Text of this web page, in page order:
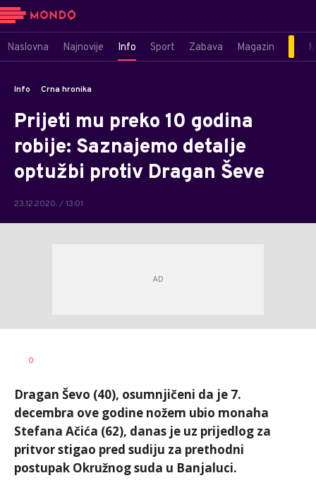
Naslovna Najnovije Info Sport Zabava Magazin
Info Crna hronika
Prijeti mu preko 10 godina
robije: Saznajemo detalje
optužbi protiv Dragan Ševe
23.12.2020. / 13:01
AUTOR
0
Dragan Ševo (40), osumnjičeni da je 7.
decembra ove godine nožem ubio monaha
Stefana Ačića (62), danas je uz prijedlog za
pritvor stigao pred sudiju za prethodni
postupak Okružnog suda u Banjaluci.